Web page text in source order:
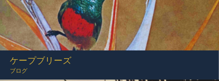
ケープブリーズ
ブログ